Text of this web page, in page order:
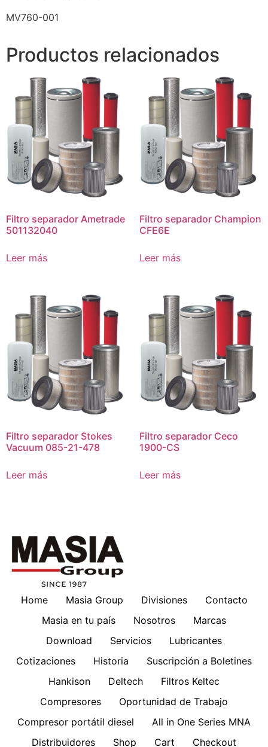
MV760-001
Productos relacionados
Filtro separador Ametrade
501132040
Leer más
Filtro separador Champion
CFE6E
Leer más
Filtro separador Stokes
Vacuum 085-21-478
Leer más
Filtro separador Ceco
1900-CS
Leer más
Home Masia Group Divisiones
Contacto
Masia en tu país
Nosotros
Marcas
Download
Servicios
Lubricantes
Cotizaciones
Historia
Suscripción a Boletines
Hankison
Deltech
Filtros Keltec
Compresores
Oportunidad de Trabajo
Compresor portátil diesel
All in One Series MNA
Distribuidores
Shop Cart Checkout